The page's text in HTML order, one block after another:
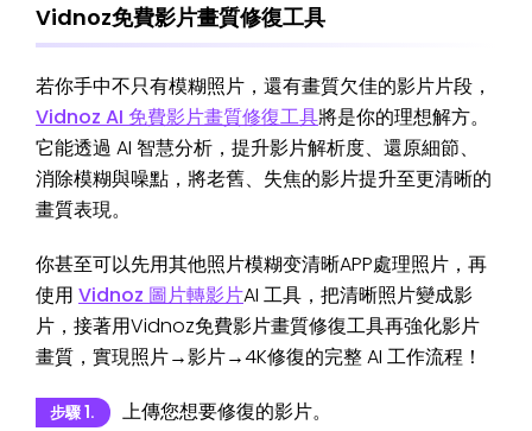
Vidnoz免費影片畫質修復工具
若你手中不只有模糊照片，還有畫質欠佳的影片片段，
Vidnoz AI 免費影片畫質修復工具將是你的理想解方。
它能透過 AI 智慧分析，提升影片解析度、還原細節、
消除模糊與噪點，將老舊、失焦的影片提升至更清晰的
畫質表現。
你甚至可以先用其他照片模糊变清晰APP處理照片，再
使用 Vidnoz 圖片轉影片AI 工具，把清晰照片變成影
片，接著用Vidnoz免費影片畫質修復工具再強化影片
畫質，實現照片→影片→4K修復的完整 AI 工作流程！
步驟 1. 上傳您想要修復的影片。